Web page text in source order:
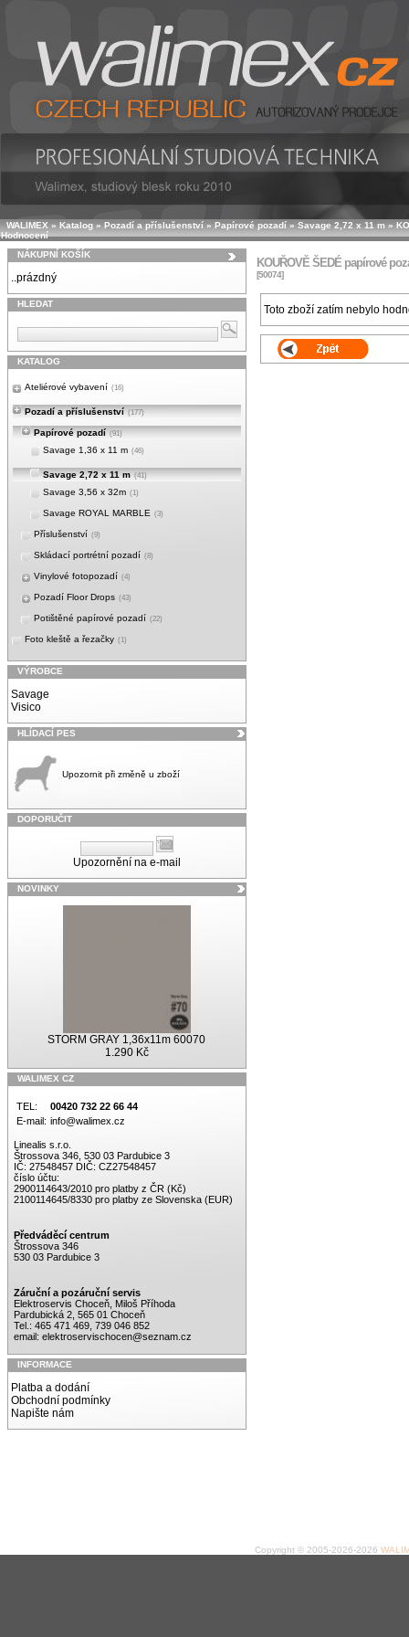
WALIMEX » Katalog » Pozadí a příslušenství » Papírové pozadí » Savage 2,72 x 11 m »
Hodnocení
NÁKUPNÍ KOŠÍK
..prázdný
HLEDAT
KATALOG
Ateliérové vybavení (16)
Pozadí a příslušenství (177)
Papírové pozadí (91)
Savage 1,36 x 11 m (46)
Savage 2,72 x 11 m (41)
Savage 3,56 x 32m (1)
Savage ROYAL MARBLE (3)
Příslušenství (9)
Skládací portrétní pozadí (8)
Vinylové fotopozadí (4)
Pozadí Floor Drops (43)
Potištěné papírové pozadí (22)
Foto kleště a řezačky (1)
VÝROBCE
Savage
Visico
HLÍDACÍ PES
Upozornit při změně u zboží
DOPORUČIT
Upozornění na e-mail
NOVINKY
STORM GRAY 1,36x11m 60070
1.290 Kč
WALIMEX CZ
TEL:
00420 732 22 66 44
E-mail: info@walimex.cz
Linealis s.r.o.
Štrossova 346, 530 03 Pardubice 3
IČ: 27548457 DIČ: CZ27548457
číslo účtu:
2900114643/2010 pro platby z ČR (Kč)
2100114645/8330 pro platby ze Slovenska (EUR)
Předváděcí centrum
Štrossova 346
530 03 Pardubice 3
Záruční a pozáruční servis
Elektroservis Choceň, Miloš Příhoda
Pardubická 2, 565 01 Choceň
Tel.: 465 471 469, 739 046 852
email: elektroservischocen@seznam.cz
INFORMACE
Platba a dodání
Obchodní podmínky
Napište nám
KOUŘOVĚ ŠEDÉ papírové
[50074]
Toto zboží zatím nebylo
Copyright © 2005-2026-2026